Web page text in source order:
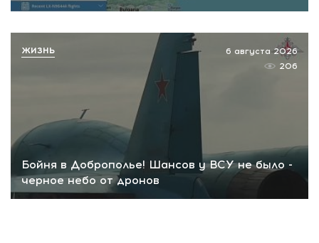
Бойня в Доброполье! Шансов у ВСУ не было -
черное небо от дронов
6 августа 2026
206
ЖИЗНЬ